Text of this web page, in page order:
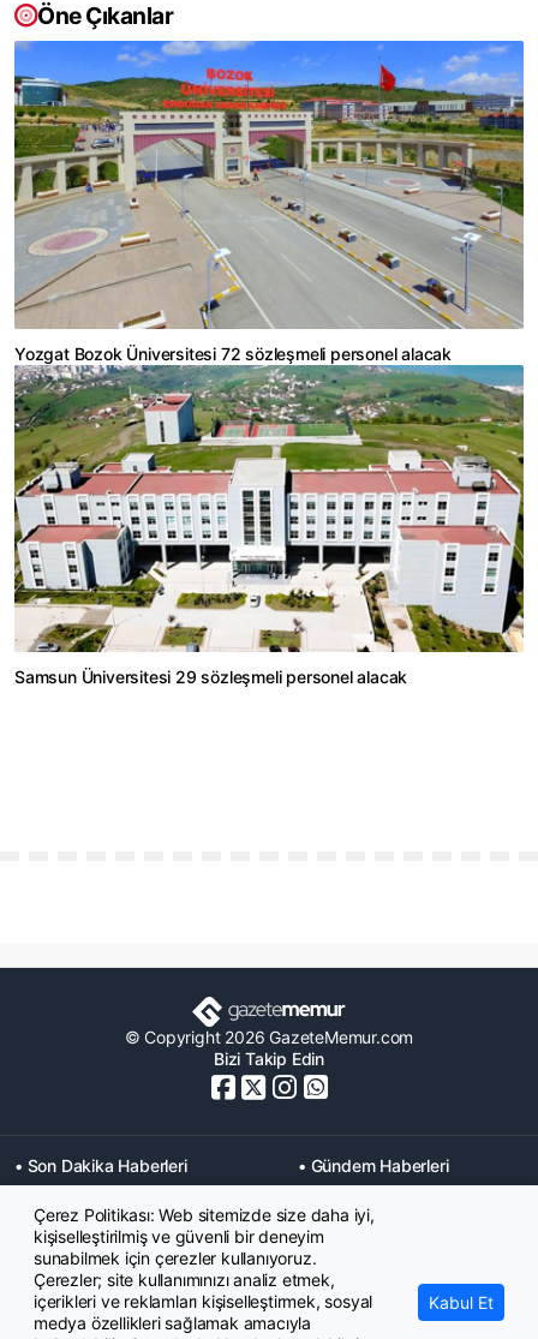
Öne Çıkanlar
Yozgat Bozok Üniversitesi 72 sözleşmeli personel alacak
Samsun Üniversitesi 29 sözleşmeli personel alacak
© Copyright 2026 GazeteMemur.com
Bizi Takip Edin
• Son Dakika Haberleri
• Gündem Haberleri
• Memurlar Haberleri
• KPSS Haberleri
• Ekonomi Haberleri
• Eğitim Haberleri
• Yaşam Haberleri
• Maaş Verileri Haberleri
• Mahkeme Kararları
Haberleri
Çerez Politikası: Web sitemizde size daha iyi,
kişiselleştirilmiş ve güvenli bir deneyim
sunabilmek için çerezler kullanıyoruz.
Çerezler; site kullanımınızı analiz etmek,
içerikleri ve reklamları kişiselleştirmek, sosyal
medya özellikleri sağlamak amacıyla
Kabul Et